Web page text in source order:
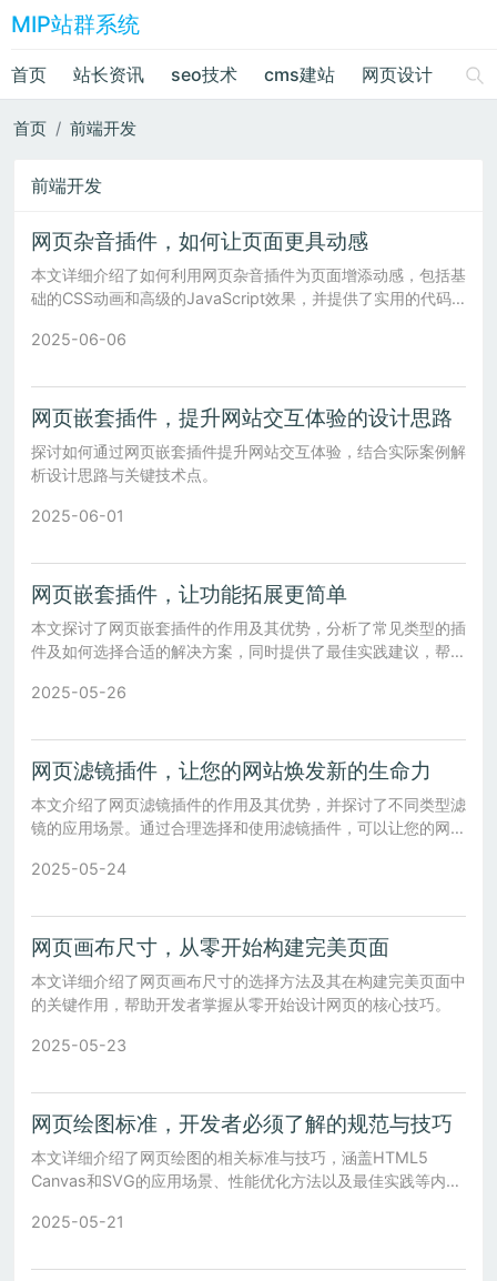
MIP站群系统
首页 站长资讯 seo技术 cms建站 网页设计 绘
首页 前端开发
前端开发
网页杂音插件，如何让页面更具动感
本文详细介绍了如何利用网页杂音插件为页面增添动感，包括基
础的CSS动画和高级的JavaScript效果，并提供了实用的代码
2025-06-06
网页嵌套插件，提升网站交互体验的设计思路
探讨如何通过网页嵌套插件提升网站交互体验，结合实际案例解
析设计思路与关键技术点。
2025-06-01
网页嵌套插件，让功能拓展更简单
本文探讨了网页嵌套插件的作用及其优势，分析了常见类型的插
件及如何选择合适的解决方案，同时提供了最佳实践建议，帮助
2025-05-26
网页滤镜插件，让您的网站焕发新的生命力
本文介绍了网页滤镜插件的作用及其优势，并探讨了不同类型滤
镜的应用场景。通过合理选择和使用滤镜插件，可以让您的网站
2025-05-24
网页画布尺寸，从零开始构建完美页面
本文详细介绍了网页画布尺寸的选择方法及其在构建完美页面中
的关键作用，帮助开发者掌握从零开始设计网页的核心技巧。
2025-05-23
网页绘图标准，开发者必须了解的规范与技巧
本文详细介绍了网页绘图的相关标准与技巧，涵盖HTML5
Canvas和SVG的应用场景、性能优化方法以及最佳实践等内
2025-05-21